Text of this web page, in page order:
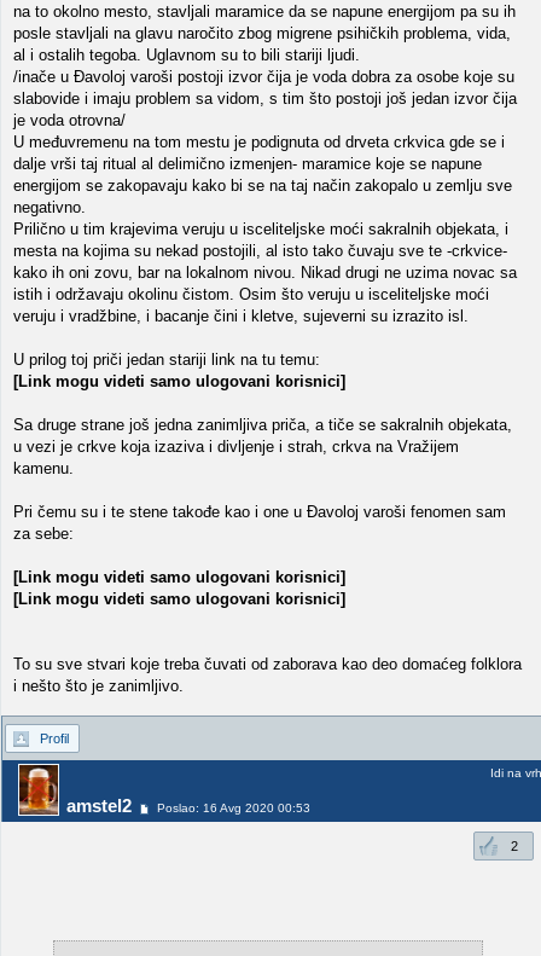
na to okolno mesto, stavljali maramice da se napune energijom pa su ih
posle stavljali na glavu naročito zbog migrene psihičkih problema, vida,
al i ostalih tegoba. Uglavnom su to bili stariji ljudi.
/inače u Đavoloj varoši postoji izvor čija je voda dobra za osobe koje su
slabovide i imaju problem sa vidom, s tim što postoji još jedan izvor čija
je voda otrovna/
U međuvremenu na tom mestu je podignuta od drveta crkvica gde se i
dalje vrši taj ritual al delimično izmenjen- maramice koje se napune
energijom se zakopavaju kako bi se na taj način zakopalo u zemlju sve
negativno.
Prilično u tim krajevima veruju u isceliteljske moći sakralnih objekata, i
mesta na kojima su nekad postojili, al isto tako čuvaju sve te -crkvice-
kako ih oni zovu, bar na lokalnom nivou. Nikad drugi ne uzima novac sa
istih i održavaju okolinu čistom. Osim što veruju u isceliteljske moći
veruju i vradžbine, i bacanje čini i kletve, sujeverni su izrazito isl.
U prilog toj priči jedan stariji link na tu temu:
[Link mogu videti samo ulogovani korisnici]
Sa druge strane još jedna zanimljiva priča, a tiče se sakralnih objekata,
u vezi je crkve koja izaziva i divljenje i strah, crkva na Vražijem
kamenu.
Pri čemu su i te stene takođe kao i one u Đavoloj varoši fenomen sam
za sebe:
[Link mogu videti samo ulogovani korisnici]
[Link mogu videti samo ulogovani korisnici]
To su sve stvari koje treba čuvati od zaborava kao deo domaćeg folklora
i nešto što je zanimljivo.
Profil
amstel2 Poslao: 16 Avg 2020 00:53
Idi na vrh
2